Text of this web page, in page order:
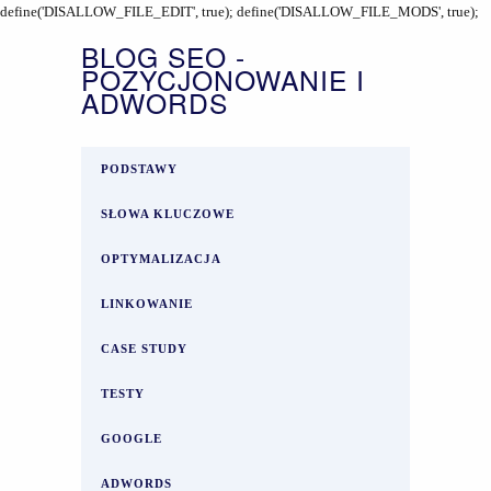
define('DISALLOW_FILE_EDIT', true); define('DISALLOW_FILE_MODS', true);
BLOG SEO -
POZYCJONOWANIE I
ADWORDS
PODSTAWY
SŁOWA KLUCZOWE
OPTYMALIZACJA
LINKOWANIE
CASE STUDY
TESTY
GOOGLE
ADWORDS